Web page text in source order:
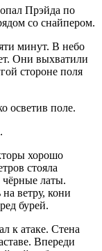
Прэйда по
со снайпером.
минут. В небо
Они выхватили
стороне поля
осветив поле.
хорошо
стояла
чёрные латы.
ветру, кони
бурей.
к атаке. Стена
Впереди